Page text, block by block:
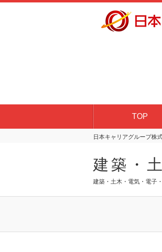
TOP
日本キャリアグループ株
建築・
建築・土木・電気・電子